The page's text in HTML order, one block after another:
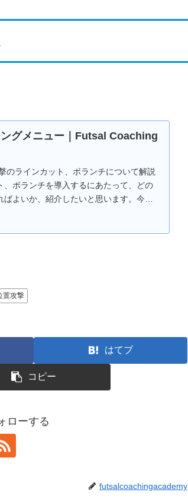
グメニュー｜Futsal Coaching
のラインカット、ボランチについて解説
ボランチを導入するにあたって、どの
よいか、紹介したいと思います。今回
置攻撃
はてブ
コピー
ローする
futsalcoachingacademy